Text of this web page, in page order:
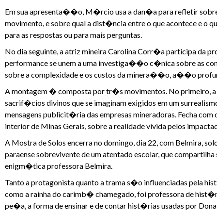
Em sua apresenta��o, M�rcio usa a dan�a para refletir
movimento, e sobre qual a dist�ncia entre o que acontece e o
para as respostas ou para mais perguntas.
No dia seguinte, a atriz mineira Carolina Corr�a participa da
performance se unem a uma investiga��o c�nica sobre as
sobre a complexidade e os custos da minera��o, a��o
A montagem � composta por tr�s movimentos. No primeiro,
sacrif�cios divinos que se imaginam exigidos em um
mensagens publicit�ria das empresas mineradoras. Fecha
interior de Minas Gerais, sobre a realidade vivida pelos
A Mostra de Solos encerra no domingo, dia 22, com Belmira,
paraense sobrevivente de um atentado escolar, que
enigm�tica professora Belmira.
Tanto a protagonista quanto a trama s�o influenciadas pela
como a rainha do carimb� chamegado, foi professora de
pe�a, a forma de ensinar e de contar hist�rias usadas por